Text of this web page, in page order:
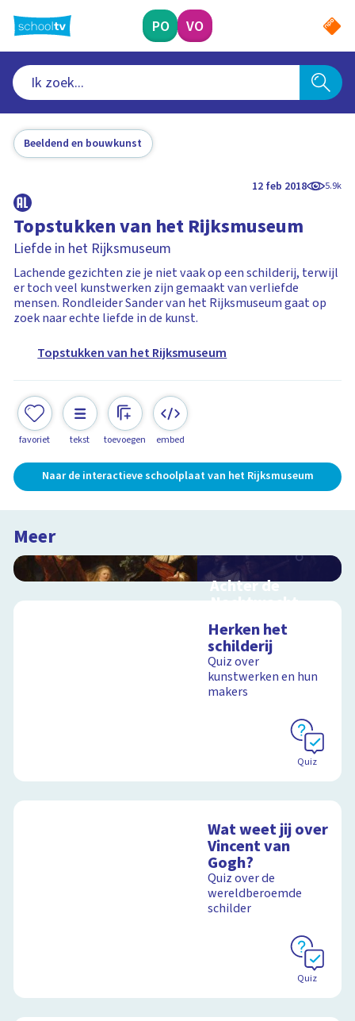
naar
hoofdinhoud
PO VO
Beeldend en bouwkunst
12 feb 2018 5.9k
Topstukken van het Rijksmuseum
Liefde in het Rijksmuseum
Lachende gezichten zie je niet vaak op een schilderij, terwijl
er toch veel kunstwerken zijn gemaakt van verliefde
mensen. Rondleider Sander van het Rijksmuseum gaat op
zoek naar echte liefde in de kunst.
Topstukken van het Rijksmuseum
favoriet tekst toevoegen embed
Naar de interactieve schoolplaat van het Rijksmuseum
Meer
Achter de
Nachtwacht
schoolplaat over de
geheimen van dit
grote schilderij van
Rembrandt
Schoolplaat
Herken het
schilderij
Quiz over
kunstwerken en hun
makers
Quiz
Wat weet jij over
Vincent van
Gogh?
Quiz over de
wereldberoemde
schilder
Quiz